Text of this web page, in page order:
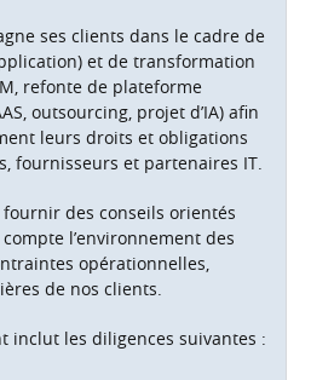
ses clients dans le cadre de
et de transformation
refonte de plateforme
outsourcing, projet d’IA) afin
leurs droits et obligations
fournisseurs et partenaires IT.
des conseils orientés
l’environnement des
opérationnelles,
de nos clients.
inclut les diligences suivantes :